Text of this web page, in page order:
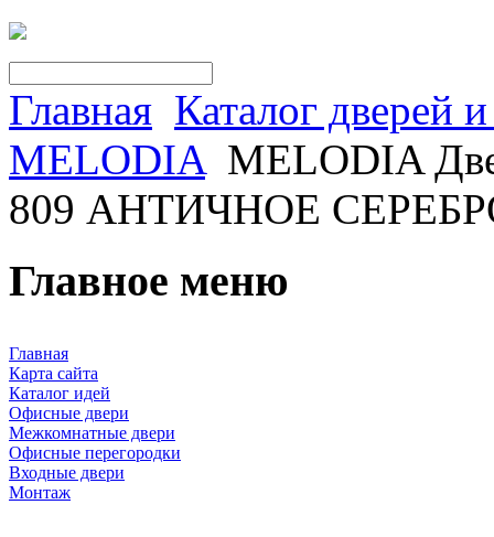
Главная Каталог дверей
MELODIA MELODIA
809 АНТИЧНОЕ
Главное меню
Главная
Карта сайта
Каталог идей
Офисные двери
Межкомнатные двери
Офисные перегородки
Входные двери
Монтаж